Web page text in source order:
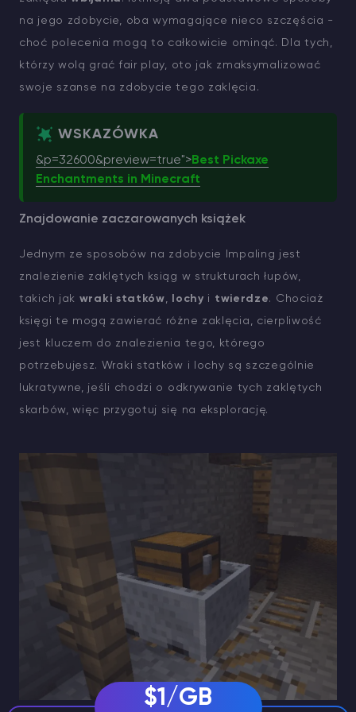
na jego zdobycie, oba wymagające nieco szczęścia -
choć polecenia mogą to całkowicie ominąć. Dla tych,
którzy wolą grać fair play, oto jak zmaksymalizować
swoje szanse na zdobycie tego zaklęcia.
WSKAZÓWKA
&p=32600&preview=true">Best Pickaxe
Enchantments in Minecraft
Znajdowanie zaczarowanych książek
Jednym ze sposobów na zdobycie Impaling jest
znalezienie zaklętych ksiąg w strukturach łupów,
takich jak wraki statków, lochy i twierdze. Chociaż
księgi te mogą zawierać różne zaklęcia, cierpliwość
jest kluczem do znalezienia tego, którego
potrzebujesz. Wraki statków i lochy są szczególnie
lukratywne, jeśli chodzi o odkrywanie tych zaklętych
skarbów, więc przygotuj się na eksplorację.
$1/GB